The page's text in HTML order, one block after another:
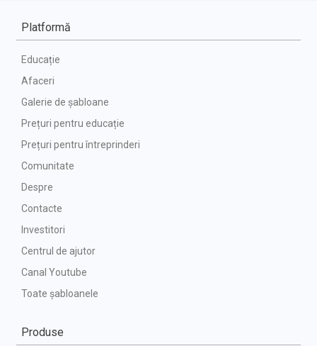
Platformă
Educație
Afaceri
Galerie de șabloane
Prețuri pentru educație
Prețuri pentru întreprinderi
Comunitate
Despre
Contacte
Investitori
Centrul de ajutor
Canal Youtube
Toate șabloanele
Produse